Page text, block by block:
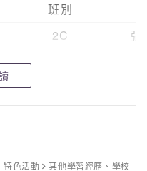
班別
2C
張
2C
特色活動 其他學習經歷 、 學校